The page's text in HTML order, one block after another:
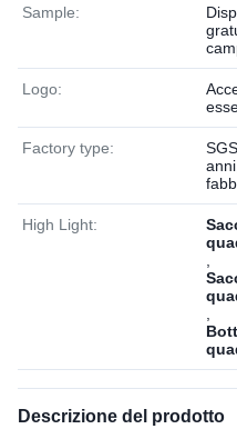
Sample:
Logo:
Factory type:
High Light:
Descrizione del prodotto